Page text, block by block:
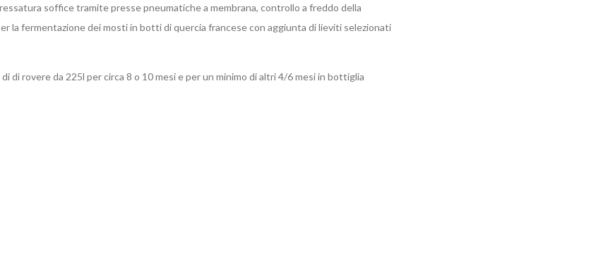
soffice tramite presse pneumatiche a membrana, controllo a freddo della
la fermentazione dei mosti in botti di quercia francese con aggiunta di lieviti selezionati
di rovere da 225l per circa 8 o 10 mesi e per un minimo di altri 4/6 mesi in bottiglia